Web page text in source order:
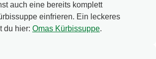
auch eine bereits komplett
einfrieren. Ein leckeres
du hier: Omas Kürbissuppe.